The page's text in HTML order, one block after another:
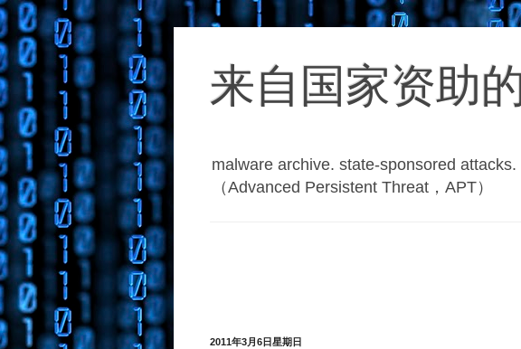
来自国家资助
malware archive. state-sponsored
（Advanced Persistent Threat，APT）
2011年3月6日星期日